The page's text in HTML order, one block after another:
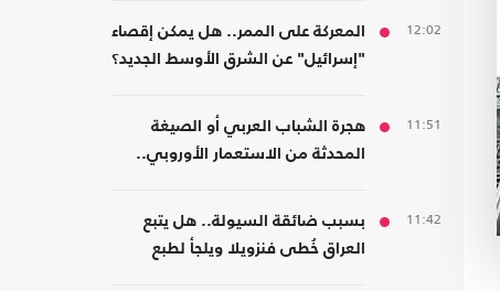
12:02
المعركة على الممر.. هل يمكن إقصاء
"إسرائيل" عن الشرق الأوسط الجديد؟
11:51
هجرة الشباب العربي أو الصيغة
المحدثة من الاستعمار الأوروبي..
11:42
بسبب ضائقة السيولة.. هل يتبع
العراق خُطى فنزويلا ويلجأ لطبع